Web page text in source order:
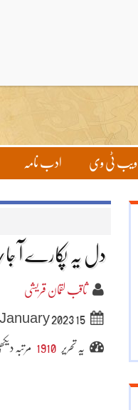
ویب ٹی وی ادب نامہ
دل یہ پکارے آ
ثاقب لقمان قریشی
15 January 2023ء
یہ تحریر 1910 مرتبہ